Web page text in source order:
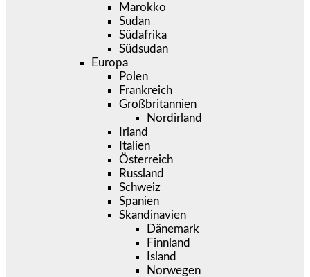
Marokko
Sudan
Südafrika
Südsudan
Europa
Polen
Frankreich
Großbritannien
Nordirland
Irland
Italien
Österreich
Russland
Schweiz
Spanien
Skandinavien
Dänemark
Finnland
Island
Norwegen